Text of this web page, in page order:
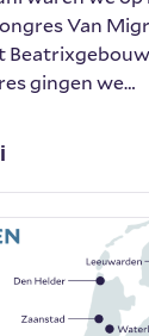
Van
gingen we…